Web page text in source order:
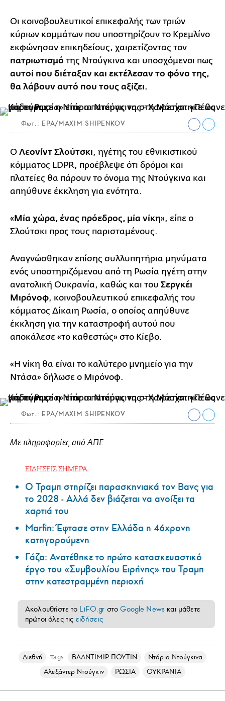
Οι κοινοβουλευτικοί επικεφαλής των τριών
κύριων κομμάτων που υποστηρίζουν το Κρεμλίνο
εκφώνησαν επικηδείους, χαιρετίζοντας τον
πατριωτισμό της Ντούγκινα και υποσχόμενοι πως
αυτοί που διέταξαν και εκτέλεσαν το φόνο της,
θα λάβουν αυτό που τους αξίζει.
Φωτ.: EPA/MAXIM SHIPENKOV
Ο Λεονίντ Σλούτσκι, ηγέτης του εθνικιστικού
κόμματος LDPR, προέβλεψε ότι δρόμοι και
πλατείες θα πάρουν το όνομα της Ντούγκινα και
απηύθυνε έκκληση για ενότητα.
«Μία χώρα, ένας πρόεδρος, μία νίκη», είπε ο
Σλούτσκι προς τους παρισταμένους.
Αναγνώσθηκαν επίσης συλλυπητήρια μηνύματα
ενός υποστηριζόμενου από τη Ρωσία ηγέτη στην
ανατολική Ουκρανία, καθώς και του Σεργκέι
Μιρόνοφ, κοινοβουλευτικού επικεφαλής του
κόμματος Δίκαιη Ρωσία, ο οποίος απηύθυνε
έκκληση για την καταστροφή αυτού που
αποκάλεσε «το καθεστώς» στο Κίεβο.
«Η νίκη θα είναι το καλύτερο μνημείο για την
Ντάσα» δήλωσε ο Μιρόνοφ.
Φωτ.: EPA/MAXIM SHIPENKOV
Με πληροφορίες από ΑΠΕ
ΕΙΔΗΣΕΙΣ ΣΗΜΕΡΑ:
Ο Τραμπ στηρίζει παρασκηνιακά τον Βανς για
το 2028 - Αλλά δεν βιάζεται να ανοίξει τα
χαρτιά του
Marfin: Έφτασε στην Ελλάδα η 46χρονη
κατηγορούμενη
Γάζα: Ανατέθηκε το πρώτο κατασκευαστικό
έργο του «Συμβουλίου Ειρήνης» του Τραμπ
στην κατεστραμμένη περιοχή
Ακολουθήστε το LiFO.gr στοGoogle News και μάθετε
πρώτοι όλες τις ειδήσεις
Διεθνή Tags ΒΛΑΝΤΙΜΙΡ ΠΟΥΤΙΝ
Ντάρια Ντούγκινα
Αλεξάντερ Ντούγκιν
ΡΩΣΙΑ ΟΥΚΡΑΝΙΑ